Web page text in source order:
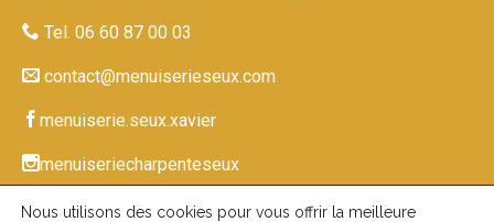
Tel. 06 60 87 00 03
contact@menuiserieseux.com
menuiserie.seux.xavier
menuiseriecharpenteseux
Nous utilisons des cookies pour vous offrir la meilleure